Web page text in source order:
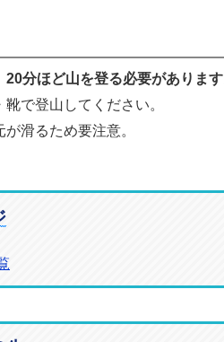
20分ほど山を登る必要があります
で登山してください。
滑るため要注意。